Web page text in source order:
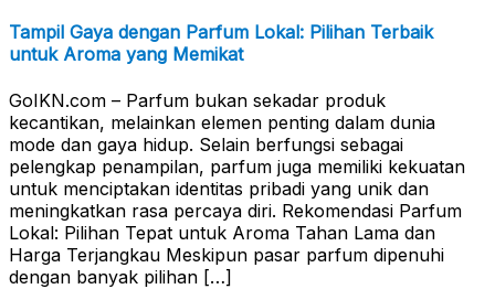
Tampil Gaya dengan Parfum Lokal: Pilihan Terbaik
untuk Aroma yang Memikat
GoIKN.com – Parfum bukan sekadar produk
kecantikan, melainkan elemen penting dalam dunia
mode dan gaya hidup. Selain berfungsi sebagai
pelengkap penampilan, parfum juga memiliki kekuatan
untuk menciptakan identitas pribadi yang unik dan
meningkatkan rasa percaya diri. Rekomendasi Parfum
Lokal: Pilihan Tepat untuk Aroma Tahan Lama dan
Harga Terjangkau Meskipun pasar parfum dipenuhi
dengan banyak pilihan […]